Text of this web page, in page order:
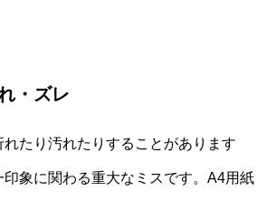
・ズレ
たり汚れたりすることがあります
印象に関わる重大なミスです。A4用紙